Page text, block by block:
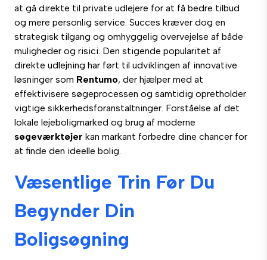
at gå direkte til private udlejere for at få bedre tilbud
og mere personlig service. Succes kræver dog en
strategisk tilgang og omhyggelig overvejelse af både
muligheder og risici. Den stigende popularitet af
direkte udlejning har ført til udviklingen af innovative
løsninger som Rentumo, der hjælper med at
effektivisere søgeprocessen og samtidig opretholder
vigtige sikkerhedsforanstaltninger. Forståelse af det
lokale lejeboligmarked og brug af moderne
søgeværktøjer kan markant forbedre dine chancer for
at finde den ideelle bolig.
Væsentlige Trin Før Du
Begynder Din
Boligsøgning